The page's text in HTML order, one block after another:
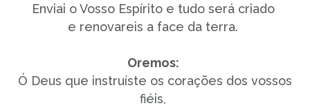
Enviai o Vosso Espírito e tudo será criado
e renovareis a face da terra.
Oremos:
Ó Deus que instruíste os corações dos vossos
fiéis,